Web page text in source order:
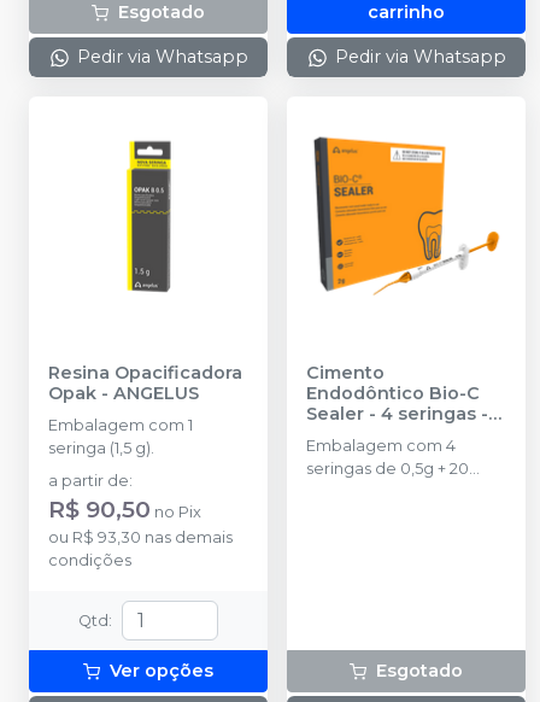
Esgotado
Pedir via Whatsapp
carrinho
Pedir via Whatsapp
Resina Opacificadora
Opak - ANGELUS
Embalagem com 1
seringa (1,5 g).
a partir de:
R$ 90,50 no Pix
ou R$ 93,30 nas demais
condições
Qtd :
Ver opções
Cimento
Endodôntico Bio-C
Sealer - 4 seringas -
ANGELUS
Embalagem com 4
seringas de 0,5g + 20
Esgotado